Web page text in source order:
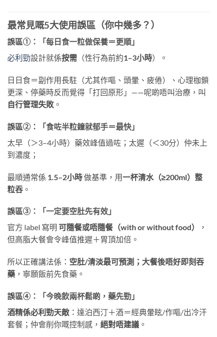
最常見嘅5大使用誤區（你中幾多？）
誤區①：
「每日食一粒做保養＝更順」
必利勁設計就係按需 （性行為前約1–3小時）。
日日食＝副作用長駐（尤其作嘔、頭暈、疲倦）、心理枷鎖
更深、停藥時反而覺得「打回原形」——呢啲唔叫治療，叫
自行管理失敗 。
誤區②：
「食咗半粒鐘就郁手＝最快」
太早（＞3–4小時）藥效峰值過咗；太遲（＜30分）仲未上
到濃度；
最順通常係 1.5–2小時​ 做基準，用一杯清水（≥200ml）整
粒吞 。
誤區③：
「一定要空肚先有效」
官方 label 寫明 可隨餐或唔隨餐（with or without food）
，
但高脂大餐會令峰值推遲＋胃頂加倍。
所以正確講法係： 空肚/清淡最可預測；大餐後唔好即刻吞
藥 ，寧願飯前先食藥。
誤區④：
「今晚飲兩杯鬆啲，藥先勁」
酒精係必利勁天敵 ：達泊西汀＋酒＝經典暈眩/作嘔/出冷汗
套餐；仲會削你嘅控制感， 絕對唔建議 。